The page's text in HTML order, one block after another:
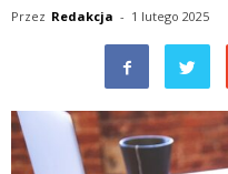
Przez Redakcja - 1 lutego 2025